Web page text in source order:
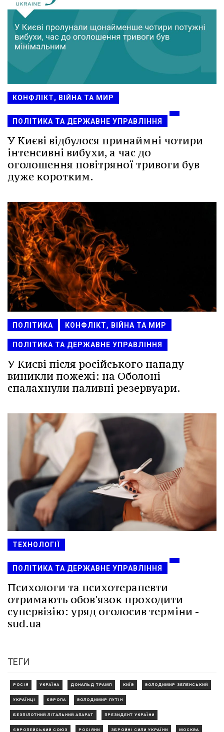
КОНФЛІКТ, ВІЙНА ТА МИР
ПОЛІТИКА ТА ДЕРЖАВНЕ УПРАВЛІННЯ
У Києві відбулося принаймні чотири
інтенсивні вибухи, а час до
оголошення повітряної тривоги був
дуже коротким.
ПОЛІТИКА КОНФЛІКТ, ВІЙНА ТА МИР
ПОЛІТИКА ТА ДЕРЖАВНЕ УПРАВЛІННЯ
У Києві після російського нападу
виникли пожежі: на Оболоні
спалахнули паливні резервуари.
ТЕХНОЛОГІЇ
ПОЛІТИКА ТА ДЕРЖАВНЕ УПРАВЛІННЯ
Психологи та психотерапевти
отримають обов'язок проходити
супервізію: уряд оголосив терміни -
sud.ua
ТЕГИ
РОСІЯ УКРАЇНА ДОНАЛЬД ТРАМП КИЇВ ВОЛОДИМИР ЗЕЛЕНСЬКИЙ
УКРАЇНЦІ ЄВРОПА ВОЛОДИМИР ПУТІН
БЕЗПІЛОТНИЙ ЛІТАЛЬНИЙ АПАРАТ ПРЕЗИДЕНТ УКРАЇНИ
ЄВРОПЕЙСЬКИЙ СОЮЗ РОСІЯНИ ЗБРОЙНІ СИЛИ УКРАЇНИ МОСКВА